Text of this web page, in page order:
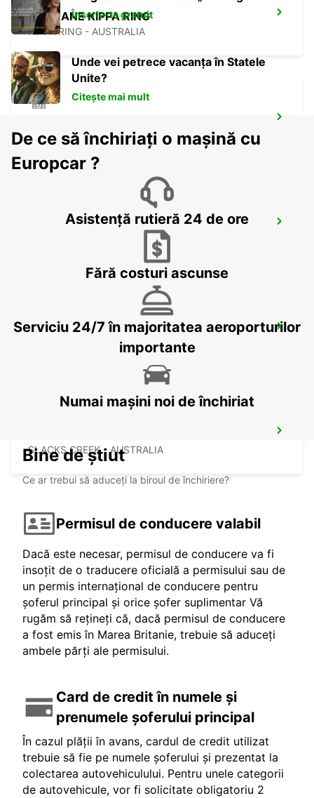
BRISBANE KIPPA RING
KIPPA RING - AUSTRALIA
MANSFIELD - AUSTRALIA
BRISBANE ARCHERFIELD
ARCHERFIELD - AUSTRALIA
BRISBANE BURPENGARY
BURPENGARY - AUSTRALIA
SLACKS CREEK - AUSTRALIA
Înscrie-te gratuit
Unde vei petrece vacanța în Statele
Unite?
Citește mai mult
De ce să închiriați o mașină cu
Europcar ?
Asistență rutieră 24 de ore
Fără costuri ascunse
Serviciu 24/7 în majoritatea aeroporturilor
importante
Numai mașini noi de închiriat
Bine de știut
Ce ar trebui să aduceți la biroul de închiriere?
Permisul de conducere valabil
Dacă este necesar, permisul de conducere va fi
insoțit de o traducere oficială a permisului sau de
un permis internațional de conducere pentru
șoferul principal și orice șofer suplimentar Vă
rugăm să rețineți că, dacă permisul de conducere
a fost emis în Marea Britanie, trebuie să aduceți
ambele părți ale permisului.
Card de credit în numele și
prenumele șoferului principal
În cazul plății în avans, cardul de credit utilizat
trebuie să fie pe numele șoferului și prezentat la
colectarea autovehiculului. Pentru unele categorii
de autovehicule, vor fi solicitate obligatoriu 2